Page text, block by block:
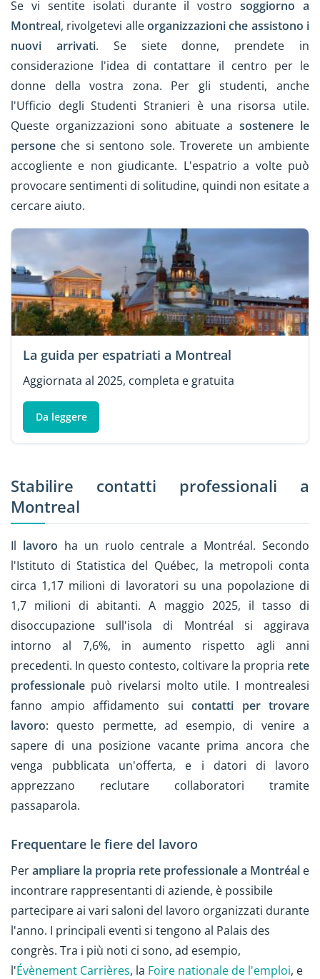
Se vi sentite isolati durante il vostrosoggiorno a
Montreal, rivolgetevi alleorganizzazioni che assistono i
nuovi arrivati. Se siete donne, prendete in
considerazione l'idea di contattare il centro per le
donne della vostra zona. Per gli studenti, anche
l'Ufficio degli Studenti Stranieri è una risorsa utile.
Queste organizzazioni sono abituate a sostenere le
persone che si sentono sole. Troverete un ambiente
accogliente e non giudicante. L'espatrio a volte può
provocare sentimenti di solitudine, quindi non esitate a
cercare aiuto.
La guida per espatriati a Montreal
Aggiornata al 2025, completa e gratuita
Da leggere
Stabilire contatti professionali a
Montreal
Il lavoro ha un ruolo centrale a Montréal. Secondo
l'Istituto di Statistica del Québec, la metropoli conta
circa 1,17 milioni di lavoratori su una popolazione di
1,7 milioni di abitanti. A maggio 2025, il tasso di
disoccupazione sull'isola di Montréal si aggirava
intorno al 7,6%, in aumento rispetto agli anni
precedenti. In questo contesto, coltivare la propria rete
professionale può rivelarsi molto utile. I montrealesi
fanno ampio affidamento sui contatti per trovare
lavoro: questo permette, ad esempio, di venire a
sapere di una posizione vacante prima ancora che
venga pubblicata un'offerta, e i datori di lavoro
apprezzano reclutare collaboratori tramite
passaparola.
Frequentare le fiere del lavoro
Perampliare la propria rete professionale a Montréal e
incontrare rappresentanti di aziende, è possibile
partecipare ai vari saloni del lavoro organizzati durante
l'anno. I principali eventi si tengono al Palais des
congrès. Tra i più noti ci sono, ad esempio,
l'Évènement Carrières, la Foire nationale de l'emploi, e